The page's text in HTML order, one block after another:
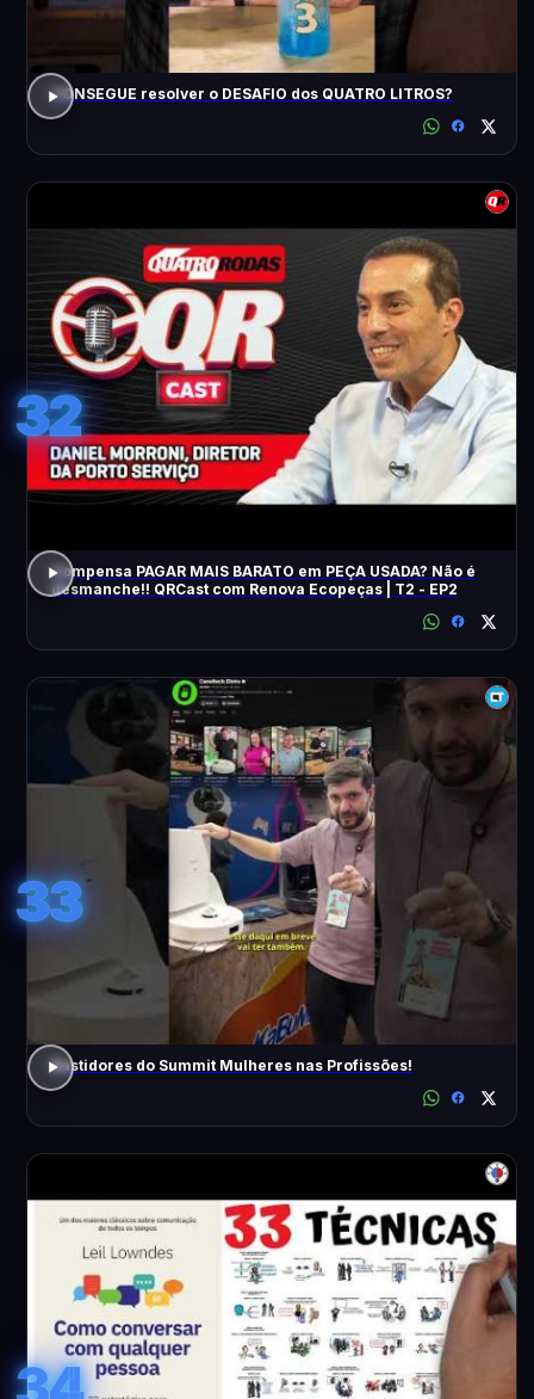
CONSEGUE resolver o DESAFIO dos QUATRO LITROS?
32
Compensa PAGAR MAIS BARATO em PEÇA USADA? Não é
desmanche!! QRCast com Renova Ecopeças | T2 - EP2
33
Bastidores do Summit Mulheres nas Profissões!